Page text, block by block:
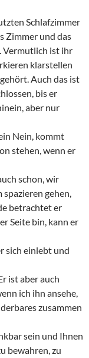
Schlafzimmer
Zimmer und das
Vermutlich ist ihr
klarstellen
Auch das ist
bis er
aber nur
Nein, kommt
stehen, wenn er
schon, wir
gehen,
betrachtet er
Seite bin, kann er
sich einlebt und
ist aber auch
ich ihn ansehe,
zusammen
sein und Ihnen
bewahren, zu